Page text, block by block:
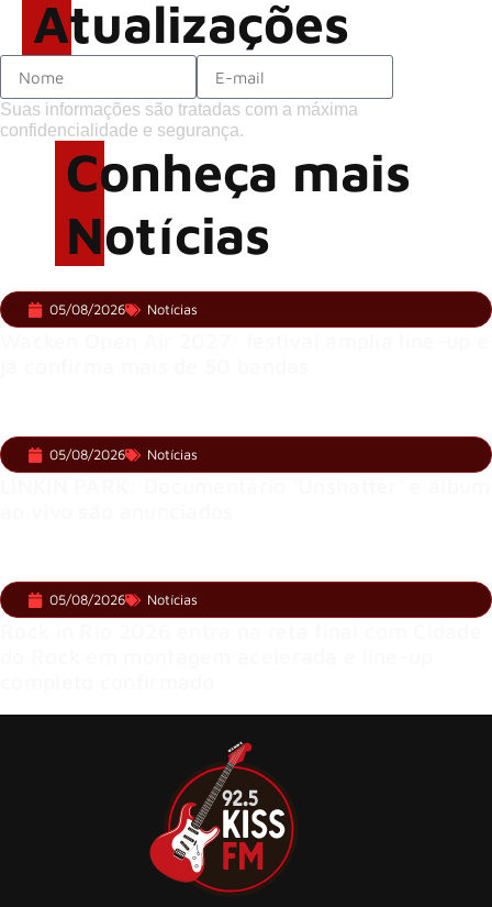
Atualizações
Suas informações são tratadas com a máxima
confidencialidade e segurança.
Conheça mais
Notícias
05/08/2026 Notícias
05/08/2026 Notícias
05/08/2026 Notícias